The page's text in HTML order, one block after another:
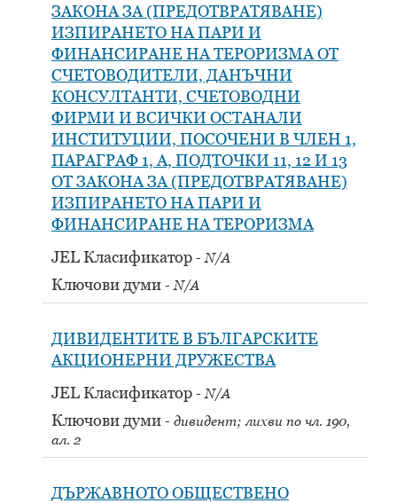
ЗАКОНА ЗА (ПРЕДОТВРАТЯВАНЕ)
ИЗПИРАНЕТО НА ПАРИ И
ФИНАНСИРАНЕ НА ТЕРОРИЗМА ОТ
СЧЕТОВОДИТЕЛИ, ДАНЪЧНИ
КОНСУЛТАНТИ, СЧЕТОВОДНИ
ФИРМИ И ВСИЧКИ ОСТАНАЛИ
ИНСТИТУЦИИ, ПОСОЧЕНИ В ЧЛЕН 1,
ПАРАГРАФ 1, A, ПОДТОЧКИ 11, 12 И 13
ОТ ЗАКОНА ЗА (ПРЕДОТВРАТЯВАНЕ)
ИЗПИРАНЕТО НА ПАРИ И
ФИНАНСИРАНЕ НА ТЕРОРИЗМА
JEL Класификатор
N/A
Ключови думи N/A
ДИВИДЕНТИТЕ В БЪЛГАРСКИТЕ
АКЦИОНЕРНИ ДРУЖЕСТВА
JEL Класификатор
N/A
Ключови думи
дивидент; лихви по чл. 190,
ал. 2
ДЪРЖАВНОТО ОБЩЕСТВЕНО